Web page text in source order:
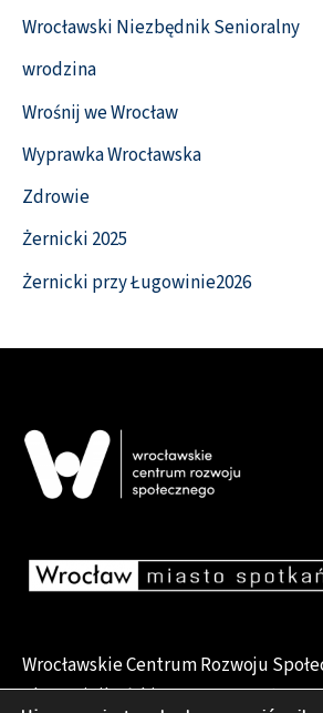
Wrocławski Niezbędnik Senioralny
wrodzina
Wrośnij we Wrocław
Wyprawka Wrocławska
Zdrowie
Żernicki 2025
Żernicki przy Ługowinie2026
Wrocławskie Centrum Rozwoju
pl. Dominikański 6, 50-159 Wrocław